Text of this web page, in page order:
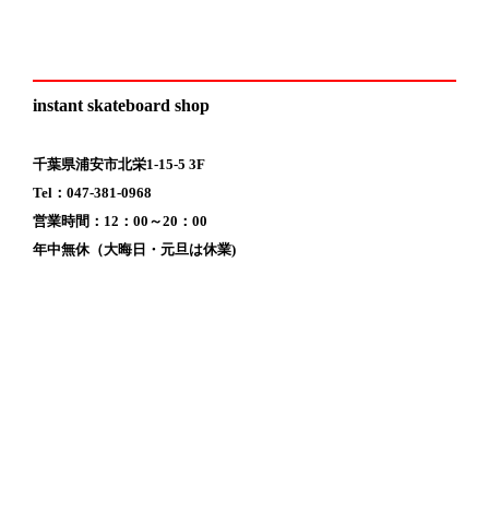
instant skateboard shop
千葉県浦安市北栄1-15-5 3F
Tel：047-381-0968
営業時間：12：00～20：00
年中無休（大晦日・元旦は休業)